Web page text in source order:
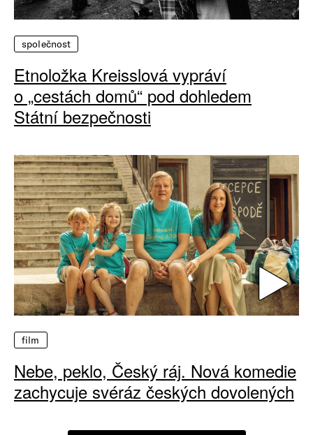
společnost
Etnoložka Kreisslová vypráví
o „cestách domů“ pod dohledem
Státní bezpečnosti
film
Nebe, peklo, Český ráj. Nová komedie
zachycuje svéráz českých dovolených